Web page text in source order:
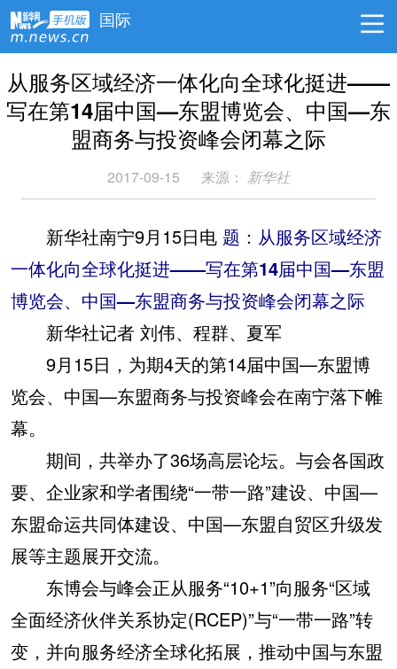
国际
从服务区域经济一体化向全球化挺进——
写在第14届中国—东盟博览会、中国—东
盟商务与投资峰会闭幕之际
2017-09-15 来源： 新华社
新华社南宁9月15日电 题：从服务区域经济
一体化向全球化挺进——写在第14届中国—东盟
博览会、中国—东盟商务与投资峰会闭幕之际
新华社记者 刘伟、程群、夏军
9月15日，为期4天的第14届中国—东盟博
览会、中国—东盟商务与投资峰会在南宁落下帷
幕。
期间，共举办了36场高层论坛。与会各国政
要、企业家和学者围绕“一带一路”建设、中国—
东盟命运共同体建设、中国—东盟自贸区升级发
展等主题展开交流。
东博会与峰会正从服务“10+1”向服务“区域
全面经济伙伴关系协定(RCEP)”与“一带一路”转
变，并向服务经济全球化拓展，推动中国与东盟